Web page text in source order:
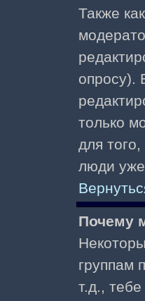
Также
опросу).
только
для
люди уже
Почему
группам
т.д.,